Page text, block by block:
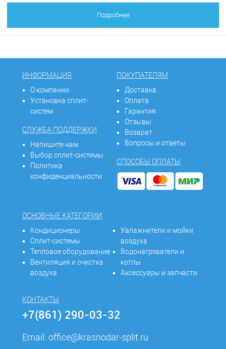
Подробнее
ИНФОРМАЦИЯ
О компании
Установка сплит-
систем
СЛУЖБА ПОДДЕРЖКИ
Напишите нам
Выбор сплит-системы
Политика
конфиденциальности
ПОКУПАТЕЛЯМ
Доставка
Оплата
Гарантия
Отзывы
Возврат
Вопросы и ответы
СПОСОБЫ ОПЛАТЫ
ОСНОВНЫЕ КАТЕГОРИИ
Кондиционеры
Сплит-системы
Тепловое оборудование
Вентиляция и очистка
воздуха
Увлажнители и мойки
воздуха
Водонагреватели и
котлы
Аксессуары и запчасти
КОНТАКТЫ
+7(861) 290-03-32
Email:office@krasnodar-split.ru